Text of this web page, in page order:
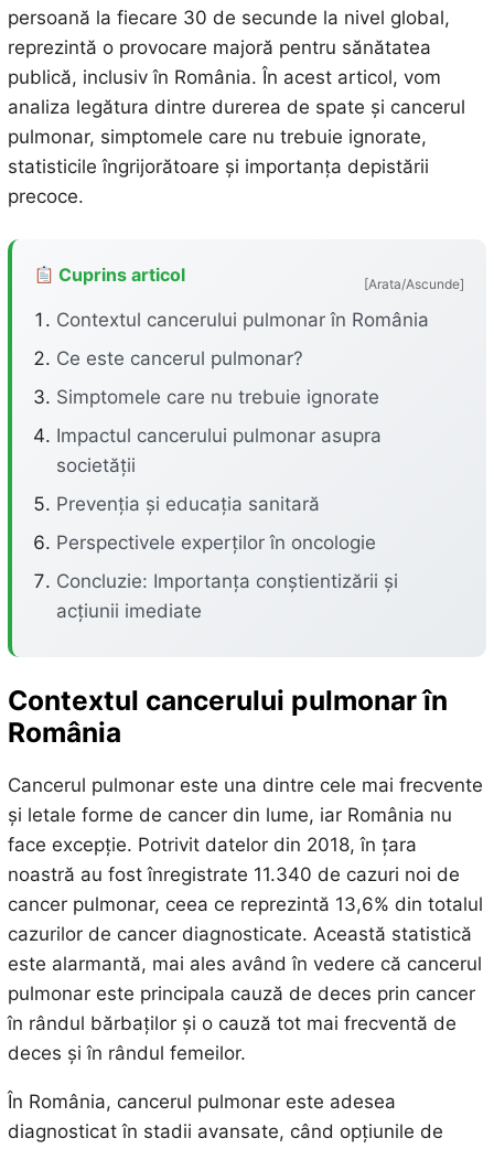
persoană la fiecare 30 de secunde la nivel global,
reprezintă o provocare majoră pentru sănătatea
publică, inclusiv în România. În acest articol, vom
analiza legătura dintre durerea de spate și cancerul
pulmonar, simptomele care nu trebuie ignorate,
statisticile îngrijorătoare și importanța depistării
precoce.
Cuprins articol [Arata/Ascunde]
Contextul cancerului pulmonar în România
Ce este cancerul pulmonar?
Simptomele care nu trebuie ignorate
Impactul cancerului pulmonar asupra
societății
Prevenția și educația sanitară
Perspectivele experților în oncologie
Concluzie: Importanța conștientizării și
acțiunii imediate
Contextul cancerului pulmonar în
România
Cancerul pulmonar este una dintre cele mai frecvente
și letale forme de cancer din lume, iar România nu
face excepție. Potrivit datelor din 2018, în țara
noastră au fost înregistrate 11.340 de cazuri noi de
cancer pulmonar, ceea ce reprezintă 13,6% din totalul
cazurilor de cancer diagnosticate. Această statistică
este alarmantă, mai ales având în vedere că cancerul
pulmonar este principala cauză de deces prin cancer
în rândul bărbaților și o cauză tot mai frecventă de
deces și în rândul femeilor.
În România, cancerul pulmonar este adesea
diagnosticat în stadii avansate, când opțiunile de